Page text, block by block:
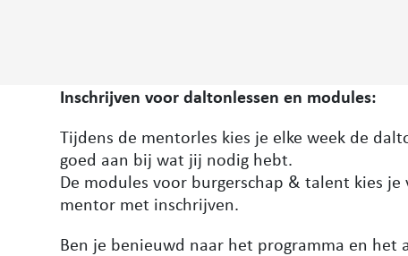
Inschrijven voor daltonlessen en modules:
Tijdens de mentorles kies je elke week de
goed aan bij wat jij nodig hebt.
De modules voor burgerschap & talent kies
mentor met inschrijven.
Ben je benieuwd naar het programma en het